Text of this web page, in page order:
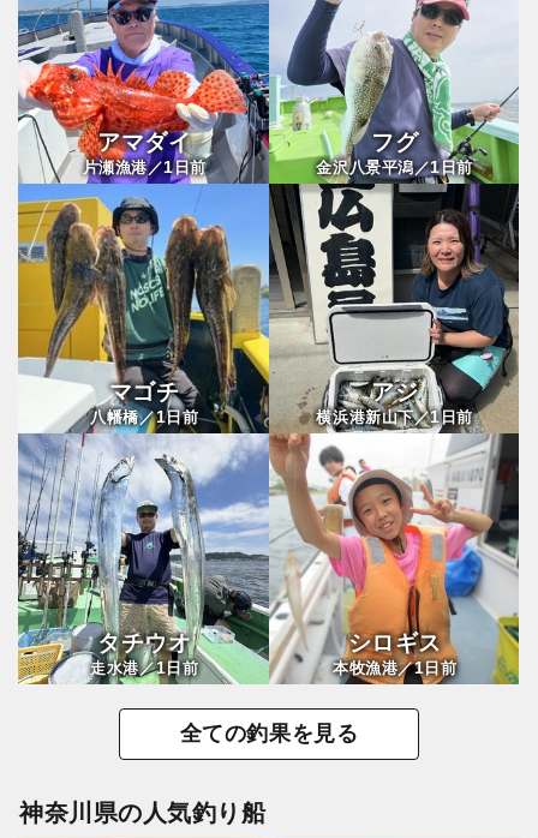
アマダイ
片瀬漁港／1日前
フグ
金沢八景平潟／1日前
マゴチ
八幡橋／1日前
アジ
横浜港新山下／1日前
タチウオ
走水港／1日前
シロギス
本牧漁港／1日前
全ての釣果を見る
神奈川県の人気釣り船